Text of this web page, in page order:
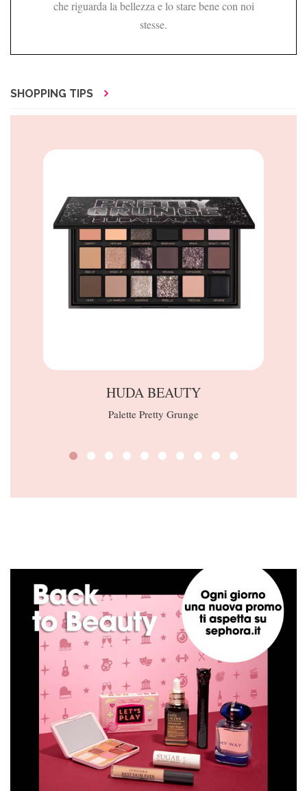
che riguarda la bellezza e lo stare bene con noi
stesse.
SHOPPING TIPS
HUDA BEAUTY
Palette Pretty Grunge